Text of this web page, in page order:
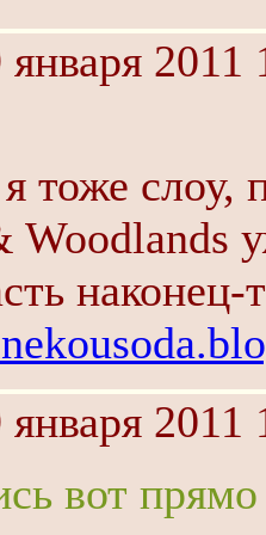
2011
тоже
Woodlands
2011
вот прямо